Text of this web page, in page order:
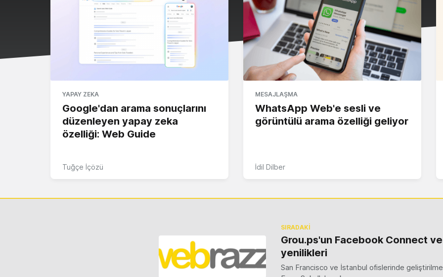
YAPAY ZEKA
Google'dan arama sonuçlarını
düzenleyen yapay zeka
özelliği: Web Guide
Tuğçe İçözü
MESAJLAŞMA
WhatsApp Web'e sesli ve
görüntülü arama özelliği geliyor
İdil Dilber
SIRADAKİ
Grou.ps'un Facebook Connect
yenilikleri
San Francisco ve İstanbul ofislerinde